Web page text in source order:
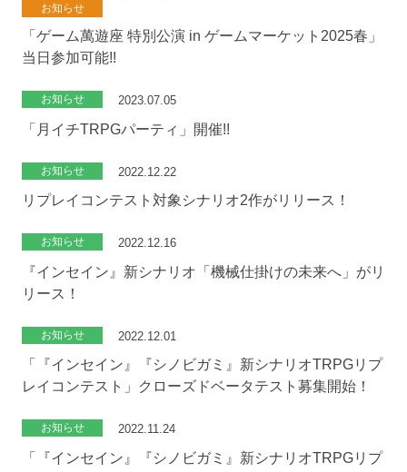
お知らせ
「ゲーム萬遊座 特別公演 in ゲームマーケット2025春」
当日参加可能!!
お知らせ 2023.07.05
「月イチTRPGパーティ」開催!!
お知らせ 2022.12.22
リプレイコンテスト対象シナリオ2作がリリース！
お知らせ 2022.12.16
『インセイン』新シナリオ「機械仕掛けの未来へ」がリ
リース！
お知らせ 2022.12.01
「『インセイン』『シノビガミ』新シナリオTRPGリプ
レイコンテスト」クローズドベータテスト募集開始！
お知らせ 2022.11.24
「『インセイン』『シノビガミ』新シナリオTRPGリプ